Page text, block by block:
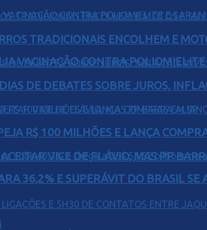
VACINAÇÃO CONTRA
VICE DE FLÁVIO, MAS PP
TRADICIONAIS ENCOLHEM E
DE DEBATES SOBRE JUROS,
R$ 100 MILHÕES E LANÇA
36,2% E SUPERÁVIT DO BRASIL